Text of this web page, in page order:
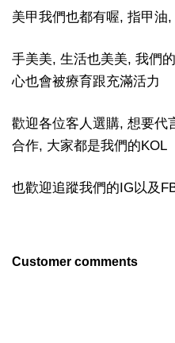
美甲我們也都有喔, 指甲油
手美美, 生活也美美, 我們
心也會被療育跟充滿活力
歡迎各位客人選購, 想要代
合作, 大家都是我們的KOL
也歡迎追蹤我們的IG以及
Customer comments